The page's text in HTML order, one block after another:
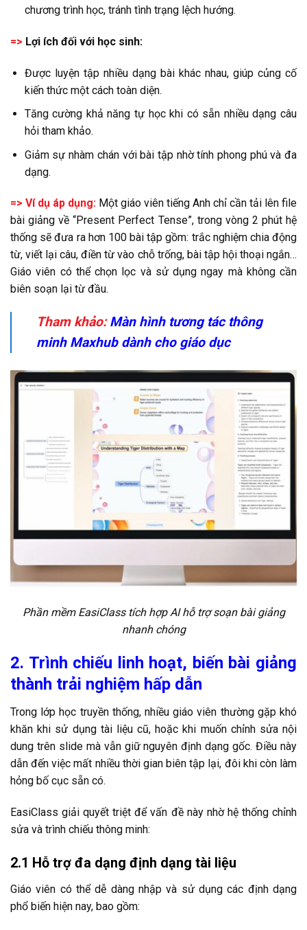
chương trình học, tránh tình trạng lệch hướng.
=> Lợi ích đối với học sinh:
Được luyện tập nhiều dạng bài khác nhau, giúp củng cố
kiến thức một cách toàn diện.
Tăng cường khả năng tự học khi có sẵn nhiều dạng câu
hỏi tham khảo.
Giảm sự nhàm chán với bài tập nhờ tính phong phú và đa
dạng.
=> Ví dụ áp dụng: Một giáo viên tiếng Anh chỉ cần tải lên file
bài giảng về “Present Perfect Tense”, trong vòng 2 phút hệ
thống sẽ đưa ra hơn 100 bài tập gồm: trắc nghiệm chia động
từ, viết lại câu, điền từ vào chỗ trống, bài tập hội thoại ngắn…
Giáo viên có thể chọn lọc và sử dụng ngay mà không cần
biên soạn lại từ đầu.
Tham khảo: Màn hình tương tác thông
minh Maxhub dành cho giáo dục
Phần mềm EasiClass tích hợp AI hỗ trợ soạn bài giảng
nhanh chóng
2. Trình chiếu linh hoạt, biến bài giảng
thành trải nghiệm hấp dẫn
Trong lớp học truyền thống, nhiều giáo viên thường gặp khó
khăn khi sử dụng tài liệu cũ, hoặc khi muốn chỉnh sửa nội
dung trên slide mà vẫn giữ nguyên định dạng gốc. Điều này
dẫn đến việc mất nhiều thời gian biên tập lại, đôi khi còn làm
hỏng bố cục sẵn có.
EasiClass giải quyết triệt để vấn đề này nhờ hệ thống chỉnh
sửa và trình chiếu thông minh:
2.1 Hỗ trợ đa dạng định dạng tài liệu
Giáo viên có thể dễ dàng nhập và sử dụng các định dạng
phổ biến hiện nay, bao gồm: